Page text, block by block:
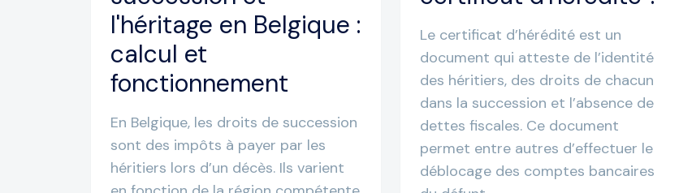
l'héritage en Belgique :
calcul et
fonctionnement
En Belgique, les droits de succession
sont des impôts à payer par les
héritiers lors d’un décès. Ils varient
Le certificat d’hérédité est un
document qui atteste de l’identité
des héritiers, des droits de chacun
dans la succession et l’absence de
dettes fiscales. Ce document
permet entre autres d’effectuer le
déblocage des comptes bancaires